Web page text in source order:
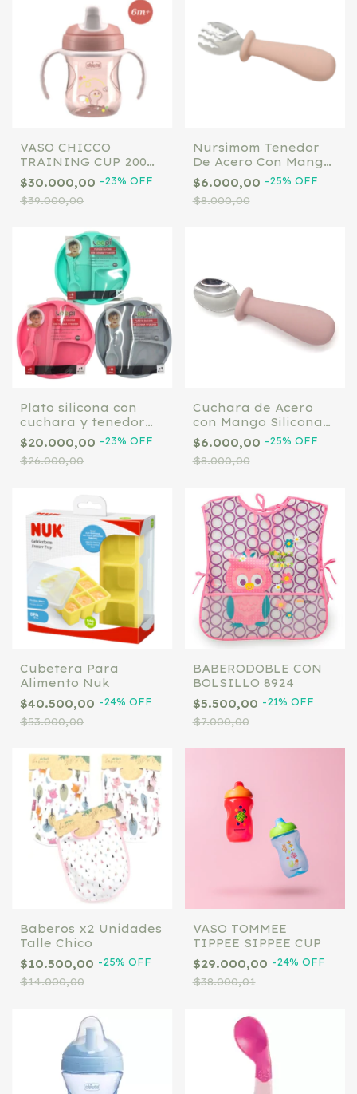
VASO CHICCO
TRAINING CUP 200
ML 6M+ Salmon
$30.000,00 -23% OFF
$39.000,00
Nursimom Tenedor
De Acero Con Mango
De SIicona Rosa
$6.000,00 -25% OFF
$8.000,00
Plato silicona con
cuchara y tenedor
Loopi
$20.000,00 -23% OFF
$26.000,00
Cuchara de Acero
con Mango Silicona
Rosa
$6.000,00 -25% OFF
$8.000,00
Cubetera Para
Alimento Nuk
$40.500,00 -24% OFF
$53.000,00
BABERODOBLE CON
BOLSILLO 8924
$5.500,00 -21% OFF
$7.000,00
Baberos x2 Unidades
Talle Chico
$10.500,00 -25% OFF
$14.000,00
VASO TOMMEE
TIPPEE SIPPEE CUP
$29.000,00 -24% OFF
$38.000,01